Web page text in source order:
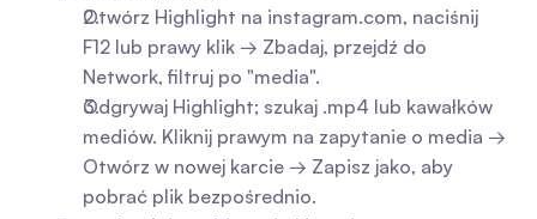
Otwórz Highlight na instagram.com, naciśnij
F12 lub prawy klik → Zbadaj, przejdź do
Network, filtruj po "media".
Odgrywaj Highlight; szukaj .mp4 lub kawałków
mediów. Kliknij prawym na zapytanie o media →
Otwórz w nowej karcie → Zapisz jako, aby
pobrać plik bezpośrednio.